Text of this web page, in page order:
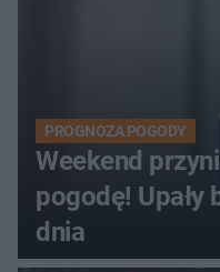
PROGNOZA POGODY
Weekend
pogodę! Upały
dnia